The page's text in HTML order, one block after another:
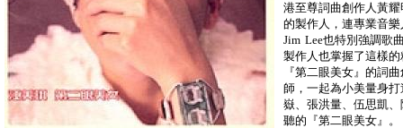
港至尊詞曲創作人黃
的製作人，連專業音
Jim Lee也特別強調歌
製作人也掌握了這樣
『第二眼美女』的詞
師，一起為小美量身
嶽、張洪量、伍思凱
聽的『第二眼美女』。